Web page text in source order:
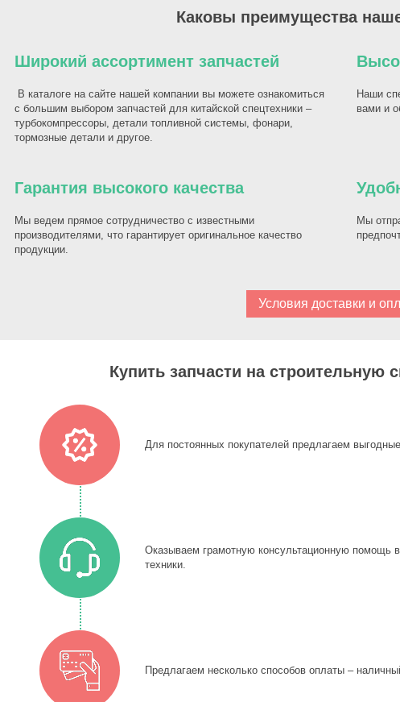
Каковы преимущества
Широкий ассортимент запчастей
В каталоге на сайте нашей компании вы можете ознакомиться
с большим выбором запчастей для китайской спецтехники –
турбокомпрессоры, детали топливной системы, фонари,
тормозные детали и другое.
Наши
вами и
Гарантия высокого качества
Мы ведем прямое сотрудничество с известными
производителями, что гарантирует оригинальное качество
продукции.
Мы
Условия доставки и
Купить запчасти на строительную
Для постоянных покупателей предлагаем
Оказываем грамотную консультационную помощь
техники.
Предлагаем несколько способов оплаты –